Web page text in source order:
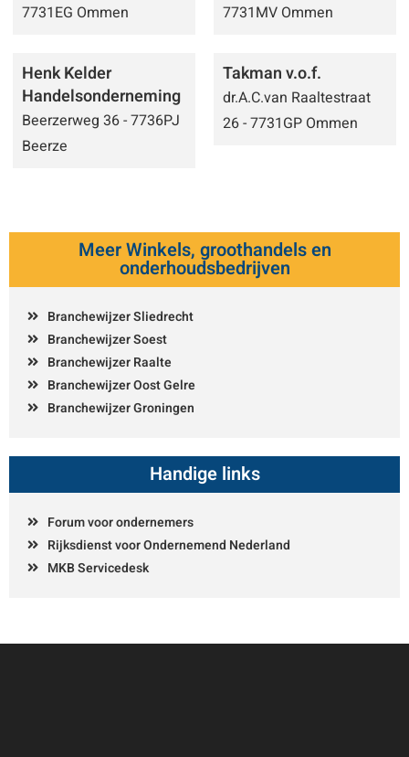
7731EG Ommen
7731MV Ommen
Henk Kelder
Handelsonderneming
Beerzerweg 36 - 7736PJ
Beerze
Takman v.o.f.
dr.A.C.van Raaltestraat
26 - 7731GP Ommen
Meer Winkels, groothandels en
onderhoudsbedrijven
Branchewijzer Sliedrecht
Branchewijzer Soest
Branchewijzer Raalte
Branchewijzer Oost Gelre
Branchewijzer Groningen
Handige links
Forum voor ondernemers
Rijksdienst voor Ondernemend Nederland
MKB Servicedesk